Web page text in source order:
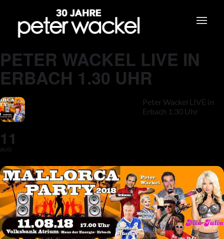
PETER WACKEL LIVE IN
ERBACH 1.30 UHR
11
AUG
Peter Wackel LIVE in
Erbach 1.30 Uhr